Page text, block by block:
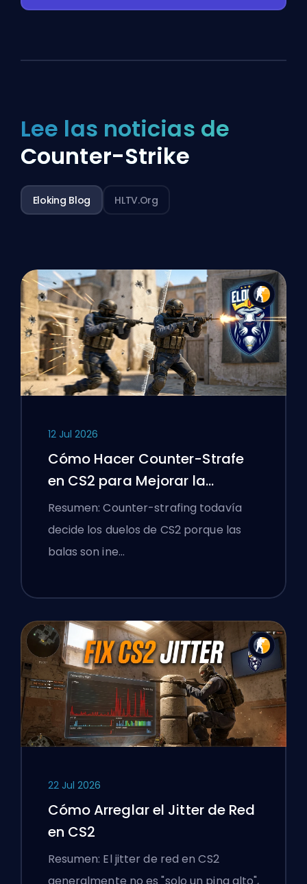
Lee las noticias de
Counter-Strike
Eloking Blog HLTV.org
12 Jul 2026
Cómo Hacer Counter-Strafe
en CS2 para Mejorar la
Precisión
Resumen: Counter-strafing todavía
decide los duelos de CS2 porque las
balas son ine…
22 Jul 2026
Cómo Arreglar el Jitter de Red
en CS2
Resumen: El jitter de red en CS2
generalmente no es "solo un ping alto",